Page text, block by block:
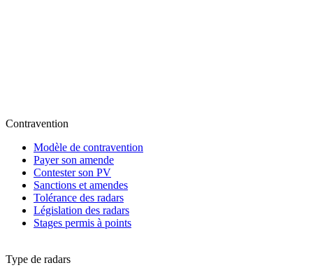
Contravention
Modèle de contravention
Payer son amende
Contester son PV
Sanctions et amendes
Tolérance des radars
Législation des radars
Stages permis à points
Type de radars